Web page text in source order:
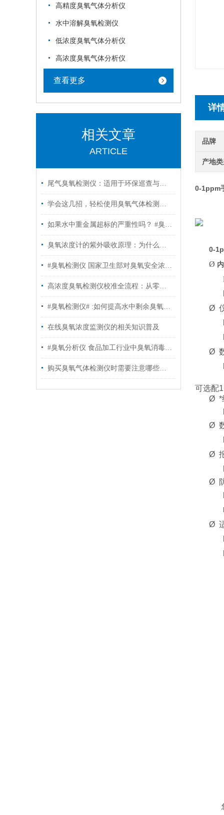
高精度臭氧气体分析仪
水中溶解臭氧检测仪
低浓度臭氧气体分析仪
高浓度臭氧气体分析仪
查看更多
相关文章
ARTICLE
尾气臭氧检测仪：适用于环保巡查与设备调试
学会这几招，轻松使用臭氧气体检测仪！
如果水中重金属超标的严重性吗？ #臭氧检测仪
臭氧浓度计的紫外吸收原理：为什么它是行业金标准？
#臭氧检测仪 国家卫生部对臭氧安全浓度的规定
高浓度臭氧检测仪校准全流程：从零点到满量程
#臭氧检测仪# :如何提高水中剩余臭氧浓度技术分析
在线臭氧浓度监测仪的相关知识普及
#臭氧分析仪 食品加工行业中臭氧消毒设备该如何选择
购买臭氧气体检测仪时需要注意哪些关键因素？
详
品牌
产地
0-1ppm
0-
Ø
Ø
Ø
可选配
Ø *
Ø
Ø
Ø
Ø